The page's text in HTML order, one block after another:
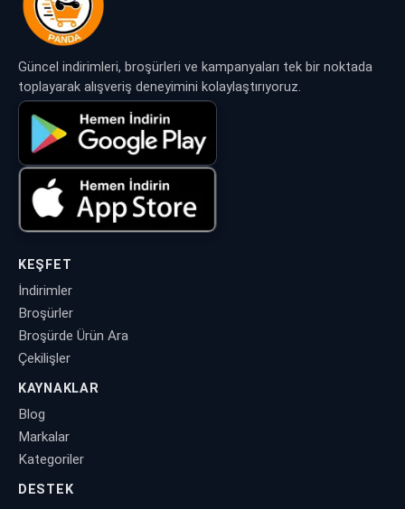
Güncel indirimleri, broşürleri ve kampanyaları tek bir noktada
toplayarak alışveriş deneyimini kolaylaştırıyoruz.
KEŞFET
İndirimler
Broşürler
Broşürde Ürün Ara
Çekilişler
KAYNAKLAR
Blog
Markalar
Kategoriler
DESTEK